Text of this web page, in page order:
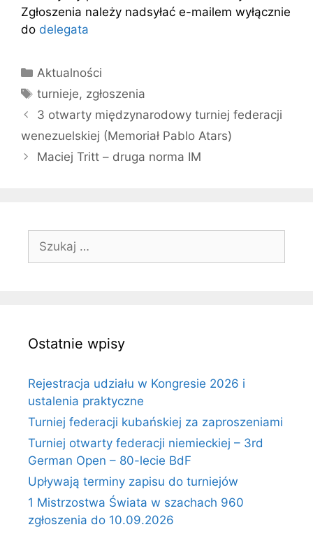
Zgłoszenia należy nadsyłać e-mailem wyłącznie
do delegata
Kategorie
Aktualności
Tagi
turnieje, zgłoszenia
3 otwarty międzynarodowy turniej federacji
wenezuelskiej (Memoriał Pablo Atars)
Maciej Tritt – druga norma IM
Szukaj:
Ostatnie wpisy
Rejestracja udziału w Kongresie 2026 i
ustalenia praktyczne
Turniej federacji kubańskiej za zaproszeniami
Turniej otwarty federacji niemieckiej – 3rd
German Open – 80-lecie BdF
Upływają terminy zapisu do turniejów
1 Mistrzostwa Świata w szachach 960
zgłoszenia do 10.09.2026